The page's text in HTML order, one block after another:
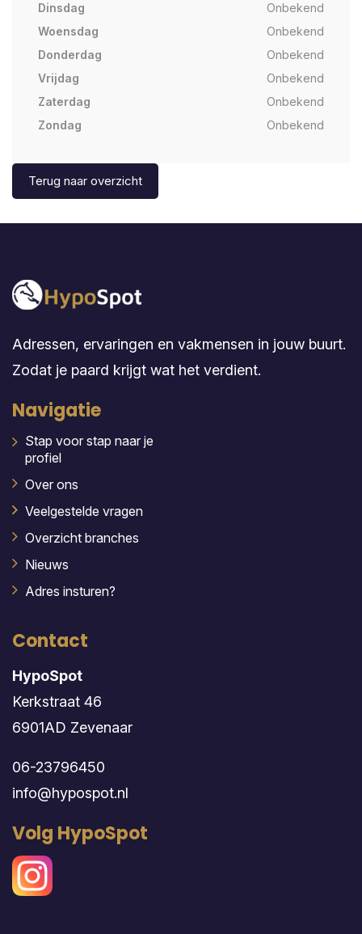
Dinsdag
Onbekend
Woensdag
Onbekend
Donderdag
Onbekend
Vrijdag
Onbekend
Zaterdag
Onbekend
Zondag
Onbekend
Terug naar overzicht
Adressen, ervaringen en vakmensen in jouw buurt.
Zodat je paard krijgt wat het verdient.
Navigatie
Stap voor stap naar je
profiel
Over ons
Veelgestelde vragen
Overzicht branches
Nieuws
Adres insturen?
Contact
HypoSpot
Kerkstraat 46
6901AD Zevenaar
06-23796450
info@hypospot.nl
Volg HypoSpot